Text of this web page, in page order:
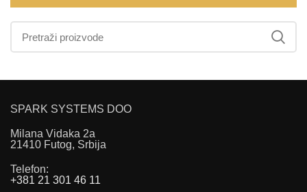
SPARK SYSTEMS DOO
Milana Vidaka 2a
21410 Futog, Srbija
Telefon:
+381 21 301 46 11